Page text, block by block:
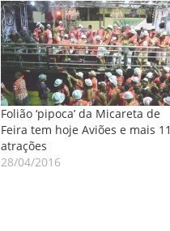
Folião ‘pipoca’ da Micareta de
Feira tem hoje Aviões e mais 11
atrações
28/04/2016